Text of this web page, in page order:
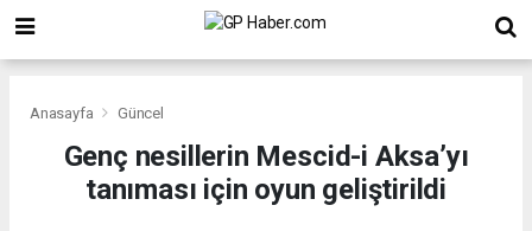
Anasayfa Güncel
Genç nesillerin Mescid-i Aksa’yı
tanıması için oyun geliştirildi